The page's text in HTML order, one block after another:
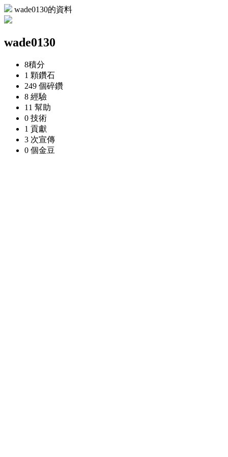
wade0130的資料
wade0130
8積分
1 顆鑽石
249 個碎鑽
8 經驗
11 幫助
0 技術
1 貢獻
3 次宣傳
0 個金豆